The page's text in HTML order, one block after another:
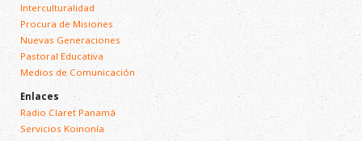
Interculturalidad
Procura de Misiones
Nuevas Generaciones
Pastoral Educativa
Medios de Comunicación
Enlaces
Radio Claret Panamá
Servicios Koinonía